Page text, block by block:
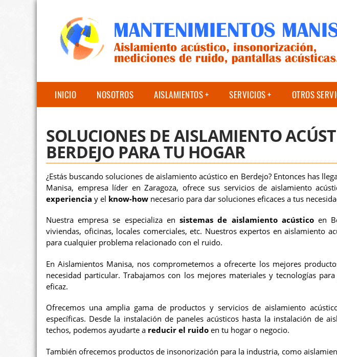
INICIO NOSOTROS AISLAMIENTOS SERVICIOS OTROS
SOLUCIONES DE AISLAMIENTO
BERDEJO PARA TU HOGAR
¿Estás buscando soluciones de aislamiento acústico en Berdejo? Entonces has
Manisa, empresa líder en Zaragoza, ofrece sus servicios de aislamiento
experiencia y el know-how necesario para dar soluciones eficaces a tus
Nuestra empresa se especializa ensistemas de aislamiento acústicoen
viviendas, oficinas, locales comerciales, etc. Nuestros expertos en aislamiento
para cualquier problema relacionado con el ruido.
En Aislamientos Manisa, nos comprometemos a ofrecerte los mejores
necesidad particular. Trabajamos con los mejores materiales y tecnologías
eficaz.
Ofrecemos una amplia gama de productos y servicios de aislamiento
específicas. Desde la instalación de paneles acústicos hasta la instalación de
techos, podemos ayudarte a reducir el ruido en tu hogar o negocio.
También ofrecemos productos de insonorización para la industria, como